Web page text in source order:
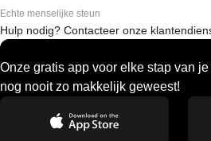
Echte menselijke steun
Hulp nodig? Contacteer onze
Onze gratis app voor elke stap van
nog nooit zo makkelijk geweest!